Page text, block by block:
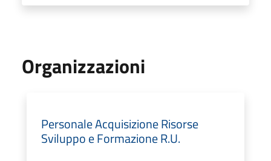
Organizzazioni
Personale Acquisizione Risorse
Sviluppo e Formazione R.U.